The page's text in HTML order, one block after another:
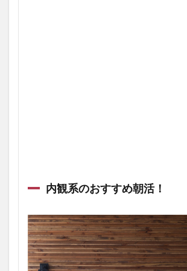
内観系のおすすめ朝活！